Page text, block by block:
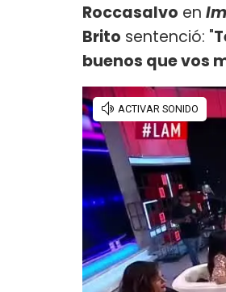
Roccasalvo en
Brito sentenció: "
buenos que vos